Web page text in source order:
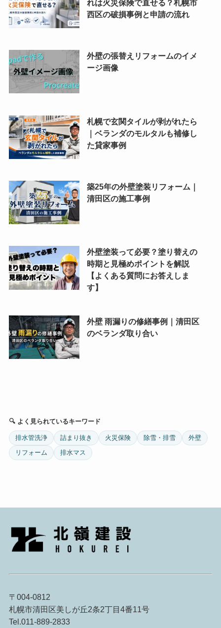
れは火災保険で直せる？札幌市
西区の破損事例と申請の流れ
外壁の張替えリフォームのイメ
ージ画像
札幌で玄関タイルが剥がれたら
｜ベランダのモルタルも補修し
た貸家事例
築25年の外壁塗装リフォーム｜
清田区の施工事例
外壁塗装って必要？塗り替えの
時期と見極めポイントを解説
【よくある質問にお答えしま
す】
外壁 雨漏りの修繕事例｜清田区
のベランダ取り合い
🔍 よく見られているキーワード
排水管洗浄 詰まり抜き 火災保険 除雪・排雪
外壁
リフォーム
排水マス
〒004-0812
札幌市清田区美しが丘2条2丁目4番11号
Tel.011-889-2833